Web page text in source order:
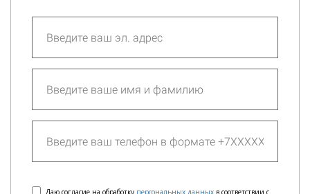
Даю согласие на обработку персональных данных в соответствии с